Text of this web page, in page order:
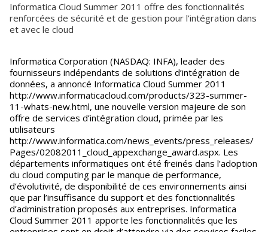
Informatica Cloud Summer 2011 offre des fonctionnalités
renforcées de sécurité et de gestion pour l’intégration dans
et avec le cloud
Informatica Corporation (NASDAQ: INFA), leader des
fournisseurs indépendants de solutions d’intégration de
données, a annoncé Informatica Cloud Summer 2011
http://www.informaticacloud.com/products/323-summer-
11-whats-new.html, une nouvelle version majeure de son
offre de services d’intégration cloud, primée par les
utilisateurs
http://www.informatica.com/news_events/press_releases/
Pages/02082011_cloud_appexchange_award.aspx. Les
départements informatiques ont été freinés dans l’adoption
du cloud computing par le manque de performance,
d’évolutivité, de disponibilité de ces environnements ainsi
que par l’insuffisance du support et des fonctionnalités
d’administration proposés aux entreprises. Informatica
Cloud Summer 2011 apporte les fonctionnalités que les